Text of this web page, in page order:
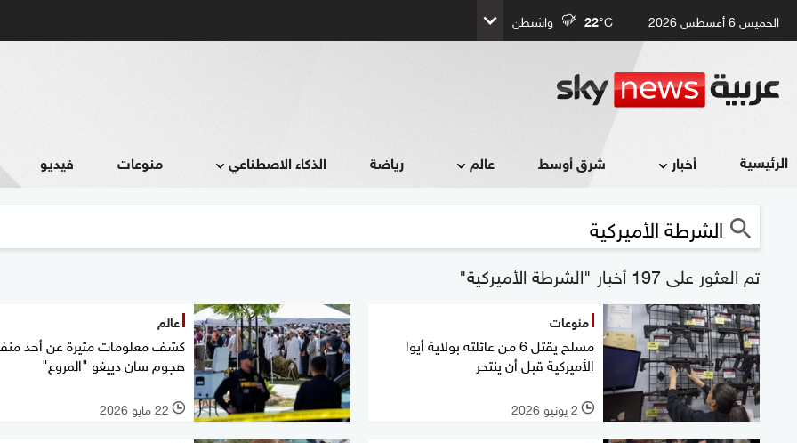
الخميس 6 أغسطس 2026 22°C واشنطن
الرئيسية أخبار شرق أوسط عالم رياضة الذكاء الاصطناعي منوعات فيديو
تم العثور على 197 أخبار "الشرطة الأميركية"
منوعات
مسلح يقتل 6 من عائلته بولاية أيوا
الأميركية قبل أن ينتحر
l 2 يونيو 2026
عالم
كشف معلومات مثيرة عن أحد
هجوم سان دييغو "المروع"
l 22 مايو 2026